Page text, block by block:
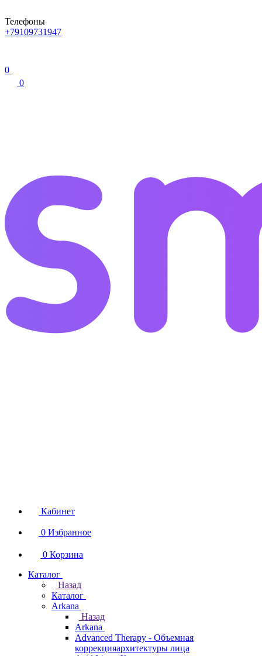
Телефоны
+79109731947
0
0
Кабинет
0 Избранное
0 Корзина
Каталог
Назад
Каталог
Arkana
Назад
Arkana
Advanced Therapy - Объемная
коррекцияархитектуры лица